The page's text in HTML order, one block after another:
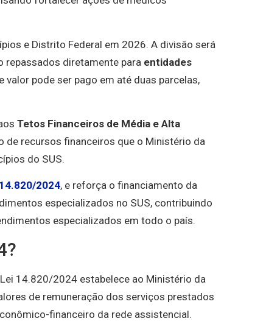
e Distrito Federal em 2026. A divisão será
repassados diretamente para entidades
valor pode ser pago em até duas parcelas,
Tetos Financeiros de Média e Alta
de recursos financeiros que o Ministério da
do SUS.
2024, e reforça o financiamento da
especializados no SUS, contribuindo
especializados em todo o país.
14.820/2024 estabelece ao Ministério da
de remuneração dos serviços prestados
financeiro da rede assistencial.